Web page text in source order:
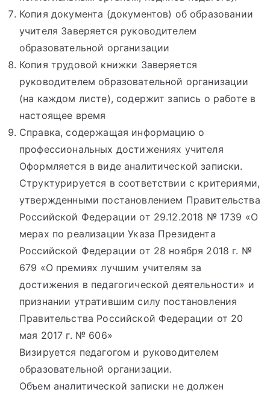
Копия документа (документов) об образовании
учителя Заверяется руководителем
образовательной организации
Копия трудовой книжки Заверяется
руководителем образовательной организации
(на каждом листе), содержит запись о работе в
настоящее время
Справка, содержащая информацию о
профессиональных достижениях учителя
Оформляется в виде аналитической записки.
Структурируется в соответствии с критериями,
утвержденными постановлением Правительства
Российской Федерации от 29.12.2018 № 1739 «О
мерах по реализации Указа Президента
Российской Федерации от 28 ноября 2018 г. №
679 «О премиях лучшим учителям за
достижения в педагогической деятельности» и
признании утратившим силу постановления
Правительства Российской Федерации от 20
мая 2017 г. № 606»
Визируется педагогом и руководителем
образовательной организации.
Объем аналитической записки не должен